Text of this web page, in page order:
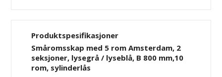
Produktspesifikasjoner
Småromsskap med 5 rom Amsterdam, 2
seksjoner, lysegrå / lyseblå, B 800 mm,10
rom, sylinderlås